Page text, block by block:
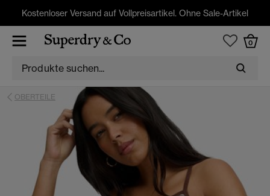
Kostenloser Versand auf Vollpreisartikel. Ohne Sale-Artikel
0
OBERTEILE